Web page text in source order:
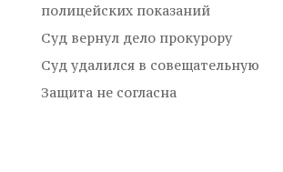
полицейских показаний
Суд вернул дело прокурору
Суд удалился в совещательную
Защита не согласна